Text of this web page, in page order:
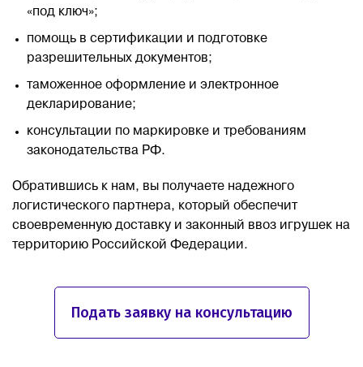
«под ключ»;
помощь в сертификации и подготовке
разрешительных документов;
таможенное оформление и электронное
декларирование;
консультации по маркировке и требованиям
законодательства РФ.
Обратившись к нам, вы получаете надежного
логистического партнера, который обеспечит
своевременную доставку и законный ввоз игрушек на
территорию Российской Федерации.
Подать заявку на консультацию